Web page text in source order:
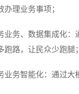
办理业务事项；
业务、数据集成化
跑路，让民众少跑腿；
业务智能化：通过大